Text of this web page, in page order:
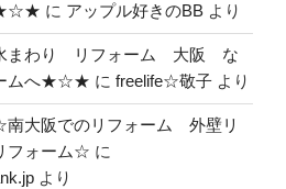
★☆★ に アップル好きのBB より
わり リフォーム 大阪 な
ームへ★☆★ に freelife☆敬子 より
南大阪でのリフォーム 外壁リ
フォーム☆ に
より